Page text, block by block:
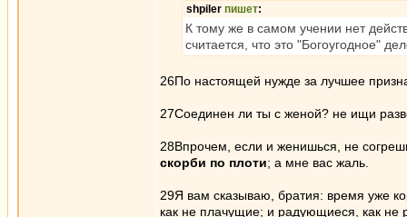
shpiler пишет:
К тому же в самом учении нет
считается, что это "Богоугодное"
26По настоящей нужде за лучшее
27Соединен ли ты с женой? не ищи
28Впрочем, если и женишься, не
скорби по плоти; а мне вас жаль.
29Я вам сказываю, братия: время уже
как не плачущие; и радующиеся, как